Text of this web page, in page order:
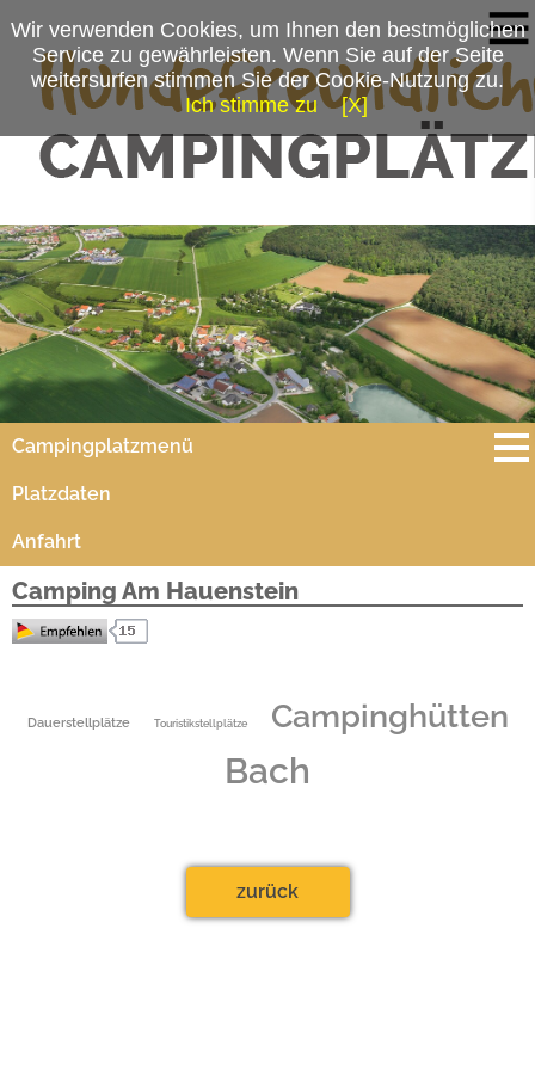
Campingplatzmenü
Platzdaten
Anfahrt
Camping Am Hauenstein
Altenveldorf
Ansprechpartner: Monika Schmidt
Dauerstellplätze Touristikstellplätze Campinghütten
Bach
zurück
Wir verwenden Cookies, um Ihnen den bestmöglichen
Service zu gewährleisten. Wenn Sie auf der Seite
weitersurfen stimmen Sie der Cookie-Nutzung zu.
Ich stimme zu
[X]